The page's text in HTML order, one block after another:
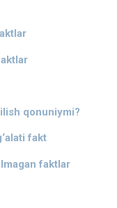
qonuniymi?
fakt
faktlar